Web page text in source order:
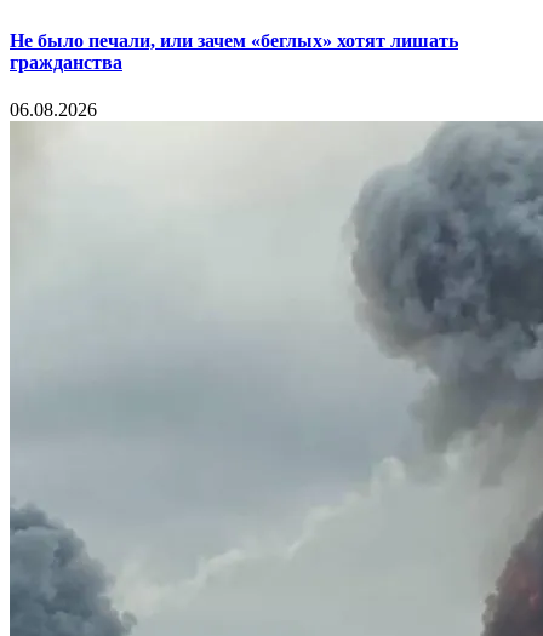
Не было печали, или зачем «беглых» хотят лишать
гражданства
06.08.2026